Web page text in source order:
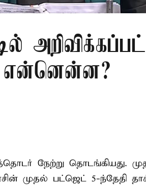
என்னென்ன?
நேற்று தொடங்கியது.
முதல் பட்ஜெட் 5-ந்தேதி